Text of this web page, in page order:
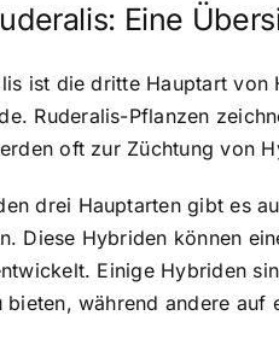
Eine
ist die dritte Hauptart
Ruderalis-Pflanzen
oft zur Züchtung von
drei Hauptarten gibt es
Diese Hybriden können
Einige Hybriden
bieten, während andere